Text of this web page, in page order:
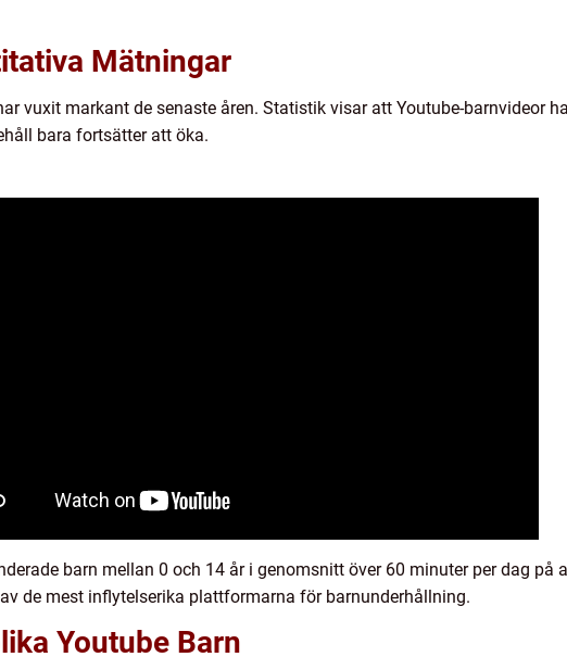
Mätningar
vuxit markant de senaste åren. Statistik visar att Youtube-barnvideor
bara fortsätter att öka.
barn mellan 0 och 14 år i genomsnitt över 60 minuter per dag på
de mest inflytelserika plattformarna för barnunderhållning.
Youtube Barn